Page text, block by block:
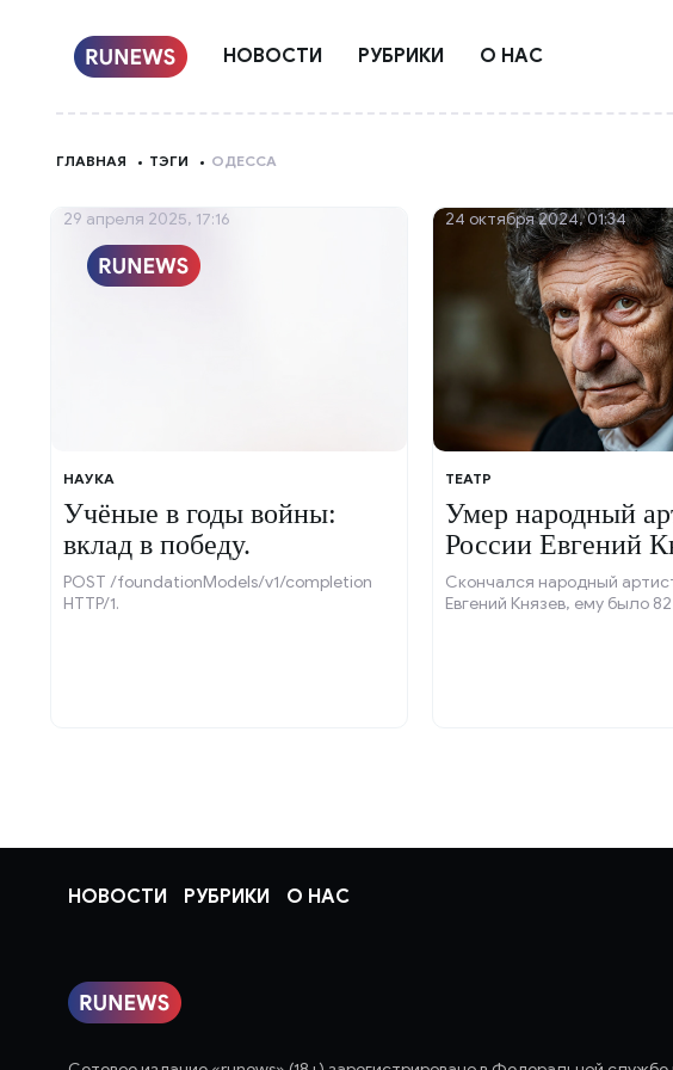
НОВОСТИ РУБРИКИ О НАС
ГЛАВНАЯ ТЭГИ ОДЕССА
НАУКА
Учёные в годы войны:
вклад в победу.
POST /foundationModels/v1/completion
HTTP/1.
29 апреля 2025, 17:16
ТЕАТР
Умер народный
России Евгений
Скончался народный
Евгений Князев, ему было
24 октября 2024, 01:34
НОВОСТИ РУБРИКИ О НАС